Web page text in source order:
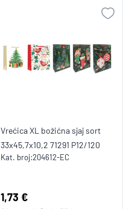
Vrećica XL božićna sjaj sort
33x45,7x10,2 71291 P12/120
Kat. broj:204612-EC
Cijena:
1,73 €